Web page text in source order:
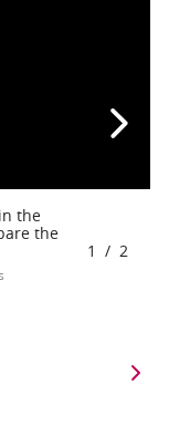
the
the
1 / 2